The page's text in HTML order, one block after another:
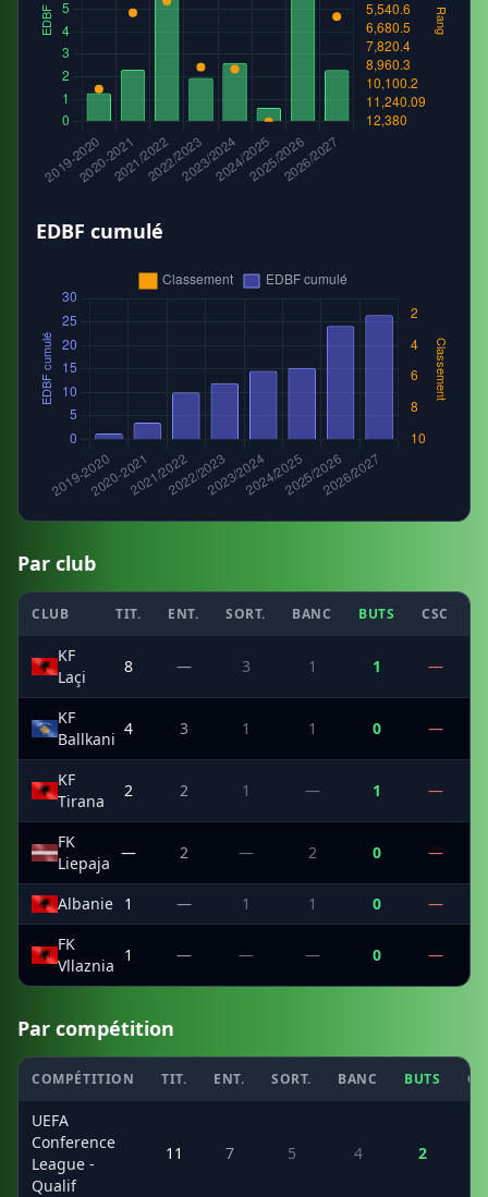
EDBF cumulé
Par club
CLUB TIT. ENT. SORT. BANC BUTS CSC
KF
Laçi
8 — 3 1 1 —
KF
Ballkani
4 3 1 1 0 —
KF
Tirana
2 2 1 — 1 —
FK
Liepaja
— 2 — 2 0 —
Albanie 1 — 1 1 0 —
FK
Vllaznia
1 — — — 0 —
Par compétition
COMPÉTITION TIT. ENT. SORT. BANC BUTS
UEFA
Conference
League -
Qualif
11 7 5 4 2